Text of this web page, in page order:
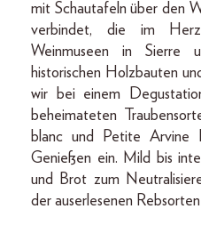
mit Schautafeln über den
verbindet, die im
Weinmuseen in Sierre
historischen Holzbauten
wir bei einem
beheimateten
blanc und Petite Arvine
Genießen ein. Mild bis
und Brot zum
der auserlesenen Rebsorten